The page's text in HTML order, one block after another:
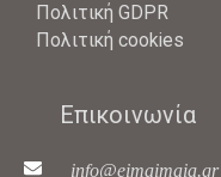
Πολιτική GDPR
Πολιτική cookies
Επικοινωνία
info@eimaimaia.gr